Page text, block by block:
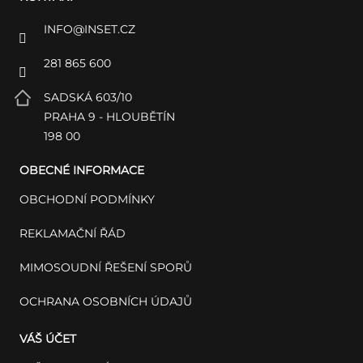
INFO@INSET.CZ
281 865 600
SADSKÁ 603/10
PRAHA 9 - HLOUBĚTÍN
198 00
OBECNÉ INFORMACE
OBCHODNÍ PODMÍNKY
REKLAMAČNÍ ŘÁD
MIMOSOUDNÍ ŘEŠENÍ SPORŮ
OCHRANA OSOBNÍCH ÚDAJŮ
VÁŠ ÚČET